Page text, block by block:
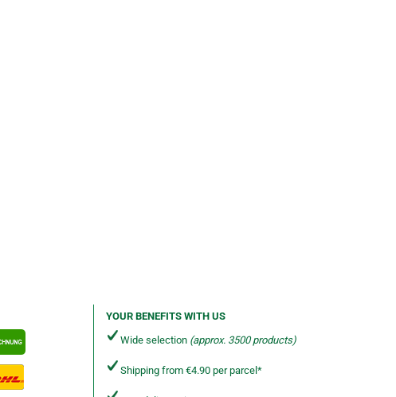
YOUR BENEFITS WITH US
Wide selection (approx. 3500 products)
Shipping from €4.90 per parcel*